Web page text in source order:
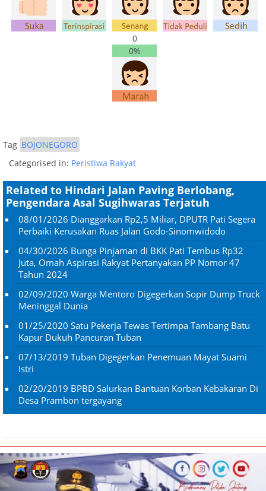
0
0%
Tag BOJONEGORO
Categorised in: Peristiwa Rakyat
Related to Hindari Jalan Paving Berlobang,
Pengendara Asal Sugihwaras Terjatuh
08/01/2026 Dianggarkan Rp2,5 Miliar, DPUTR Pati Segera
Perbaiki Kerusakan Ruas Jalan Godo-Sinomwidodo
04/30/2026 Bunga Pinjaman di BKK Pati Tembus Rp32
Juta, Omah Aspirasi Rakyat Pertanyakan PP Nomor 47
Tahun 2024
02/09/2020 Warga Mentoro Digegerkan Sopir Dump Truck
Meninggal Dunia
01/25/2020 Satu Pekerja Tewas Tertimpa Tambang Batu
Kapur Dukuh Pancuran Tuban
07/13/2019 Tuban Digegerkan Penemuan Mayat Suami
Istri
02/20/2019 BPBD Salurkan Bantuan Korban Kebakaran Di
Desa Prambon tergayang